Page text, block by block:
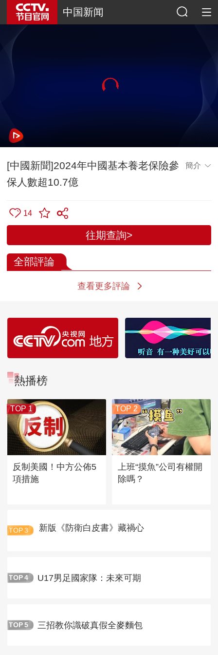
中国新闻
[中國新聞]2024年中國基本養老保險參
保人數超10.7億
簡介
14
往期查詢>
全部評論
查看更多評論
熱播榜
TOP 1
反制美國！中方公佈5
項措施
TOP 2
上班“摸魚”公司有權開
除嗎？
TOP 3 新版《防衛白皮書》藏禍心
TOP 4 U17男足國家隊：未來可期
TOP 5 三招教你識破真假全麥麵包